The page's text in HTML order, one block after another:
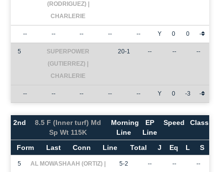
(RODRIGUEZ) |
CHARLERIE
-- -- -- -- -- Y 0 0 -
5
SUPERPOWER
(GUTIERREZ) |
CHARLERIE
20-1 -- -- --
-- -- -- -- -- Y 0 -3 -
2nd
8.5 F (Inner turf) Md
Sp Wt 115K
Morning
Line
EP
Line
Speed Class
Form Last Conn Line Total J Eq L S
5
AL MOWASHAAH (ORTIZ) |
5-2 -- -- --